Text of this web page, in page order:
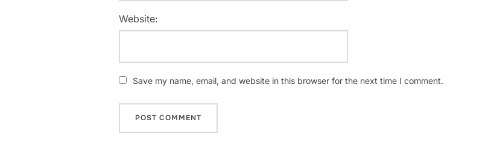
Website:
Save my name, email, and website in this browser for the next time I comment.